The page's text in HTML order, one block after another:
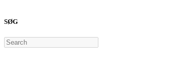
SØG
Search